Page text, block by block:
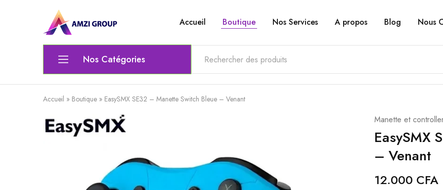
Amzi
Group
Le
top
l'electronique
Accueil Boutique Nos Services A propos Blog Nous
Nos Catégories
Outils scolaires et bureautiques
Chaise gamer
Accueil » Boutique » EasySMX SE32 – Manette Switch Bleue – Venant
Manette et
EasySMX
– Venant
12.000 CFA